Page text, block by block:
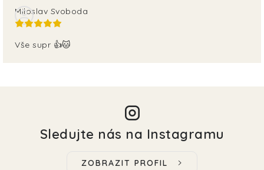
Miloslav Svoboda
Vše supr 👍🐱
Sledujte nás na Instagramu
ZOBRAZIT PROFIL